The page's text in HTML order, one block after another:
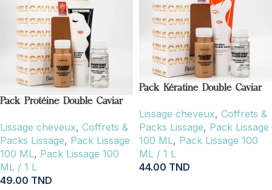
Pack Protéine Double Caviar
Lissage cheveux, Coffrets &
Packs Lissage, Pack Lissage
100 ML, Pack Lissage 100
ML / 1 L
49.00 TND
Pack Kératine Double Caviar
Lissage cheveux, Coffrets &
Packs Lissage, Pack Lissage
100 ML, Pack Lissage 100
ML / 1 L
44.00 TND